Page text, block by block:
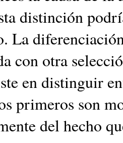
distinción
La
con otra
en distinguir
primeros son
del hecho